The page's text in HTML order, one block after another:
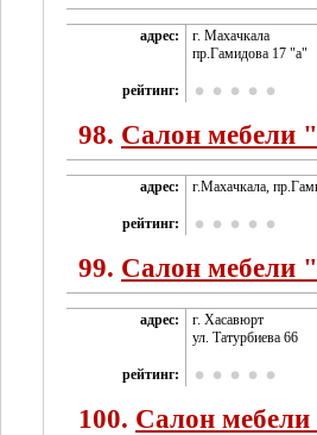
адрес:
г. Махачкала
пр.Гамидова 17 "а"
рейтинг:
98. Салон мебели
адрес: г.Махачкала,
рейтинг:
99. Салон
адрес:
г. Хасавюрт
ул. Татурбиева 66
рейтинг:
100. Салон